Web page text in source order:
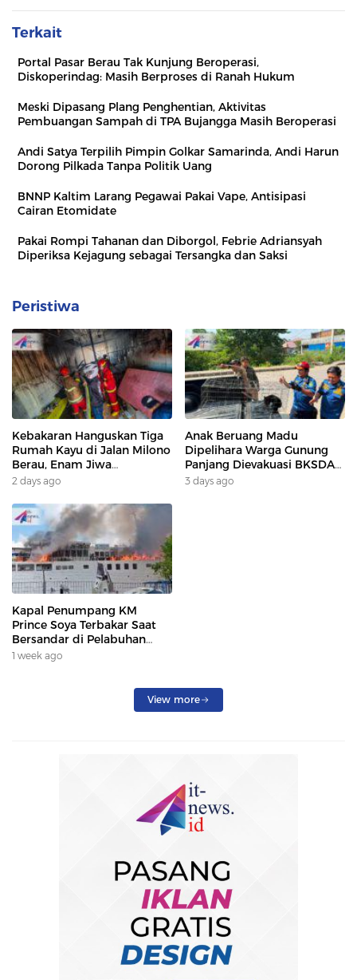
Terkait
Portal Pasar Berau Tak Kunjung Beroperasi,
Diskoperindag: Masih Berproses di Ranah Hukum
Meski Dipasang Plang Penghentian, Aktivitas
Pembuangan Sampah di TPA Bujangga Masih Beroperasi
Andi Satya Terpilih Pimpin Golkar Samarinda, Andi Harun
Dorong Pilkada Tanpa Politik Uang
BNNP Kaltim Larang Pegawai Pakai Vape, Antisipasi
Cairan Etomidate
Pakai Rompi Tahanan dan Diborgol, Febrie Adriansyah
Diperiksa Kejagung sebagai Tersangka dan Saksi
Peristiwa
Kebakaran Hanguskan Tiga
Rumah Kayu di Jalan Milono
Berau, Enam Jiwa
Terdampak
2 days ago
Anak Beruang Madu
Dipelihara Warga Gunung
Panjang Dievakuasi BKSDA
Dan DAMKAR
3 days ago
Kapal Penumpang KM
Prince Soya Terbakar Saat
Bersandar di Pelabuhan
Samarinda, Keberangkatan
1 week ago
View more